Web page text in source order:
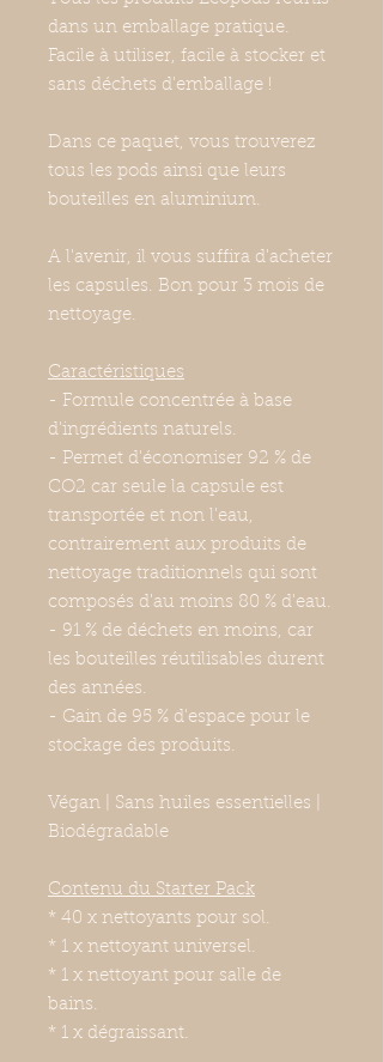
dans un emballage pratique.
Facile à utiliser, facile à stocker et
sans déchets d'emballage !
Dans ce paquet, vous trouverez
tous les pods ainsi que leurs
bouteilles en aluminium.
A l'avenir, il vous suffira d'acheter
les capsules. Bon pour 3 mois de
nettoyage.
Caractéristiques
- Formule concentrée à base
d'ingrédients naturels.
- Permet d'économiser 92 % de
CO2 car seule la capsule est
transportée et non l'eau,
contrairement aux produits de
nettoyage traditionnels qui sont
composés d'au moins 80 % d'eau.
- 91 % de déchets en moins, car
les bouteilles réutilisables durent
des années.
- Gain de 95 % d'espace pour le
stockage des produits.
Végan | Sans huiles essentielles |
Biodégradable
Contenu du Starter Pack
* 40 x nettoyants pour sol.
* 1 x nettoyant universel.
* 1 x nettoyant pour salle de
bains.
* 1 x dégraissant.